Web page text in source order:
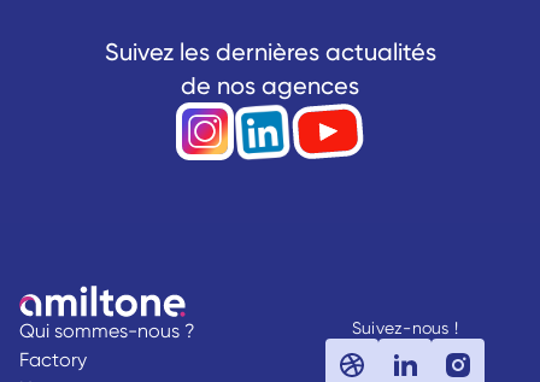
Suivez les dernières actualités
de nos agences
Suivez-nous !
Qui sommes-nous ?
Factory